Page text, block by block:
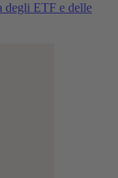
degli ETF e delle